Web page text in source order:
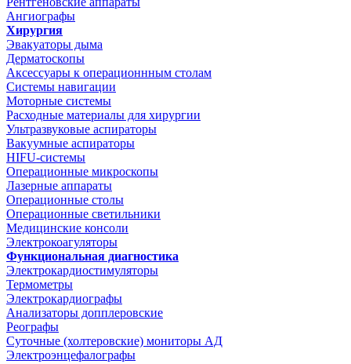
Ангиографы
Хирургия
Эвакуаторы дыма
Дерматоскопы
Аксессуары к операционнным столам
Системы навигации
Моторные системы
Расходные материалы для хирургии
Ультразвуковые аспираторы
Вакуумные аспираторы
HIFU-системы
Операционные микроскопы
Лазерные аппараты
Операционные столы
Операционные светильники
Медицинские консоли
Электрокоагуляторы
Функциональная диагностика
Электрокардиостимуляторы
Термометры
Электрокардиографы
Анализаторы допплеровские
Реографы
Суточные (холтеровские) мониторы АД
Электроэнцефалографы